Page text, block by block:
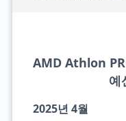
AMD Athlon
예
2025년 4월